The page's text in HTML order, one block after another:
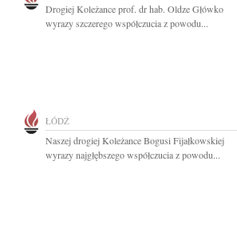
Drogiej Koleżance prof. dr hab. Oldze Główko
wyrazy szczerego współczucia z powodu...
ŁÓDŹ
Naszej drogiej Koleżance Bogusi Fijałkowskiej
wyrazy najgłębszego współczucia z powodu...